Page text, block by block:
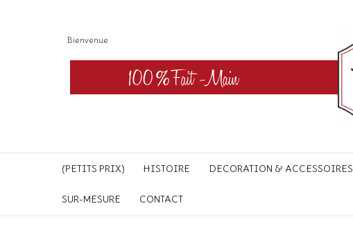
Bienvenue
(PETITS PRIX) HISTOIRE DECORATION & ACCESSOIRES
SUR-MESURE CONTACT